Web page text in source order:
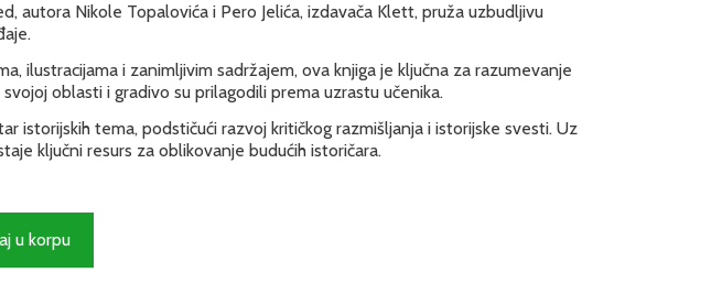
autora Nikole Topalovića i Pero Jelića, izdavača Klett, pruža uzbudljivu
ilustracijama i zanimljivim sadržajem, ova knjiga je ključna za razumevanje
oblasti i gradivo su prilagodili prema uzrastu učenika.
istorijskih tema, podstičući razvoj kritičkog razmišljanja i istorijske svesti. Uz
ključni resurs za oblikovanje budućih istoričara.
u korpu